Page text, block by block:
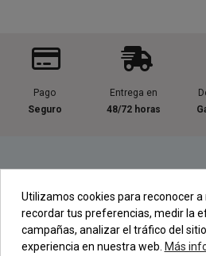
Pago
Seguro
Entrega en
48/72 horas
Contacta con nosotros
Utilizamos cookies para reconocer
recordar tus preferencias, medir la
campañas, analizar el tráfico del
experiencia en nuestra web. Más